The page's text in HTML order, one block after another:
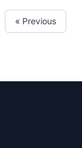
« Previous